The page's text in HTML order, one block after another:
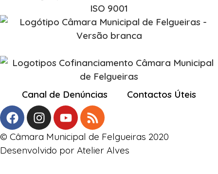
Canal de Denúncias Contactos Úteis
© Câmara Municipal de Felgueiras 2020
Desenvolvido por Atelier Alves